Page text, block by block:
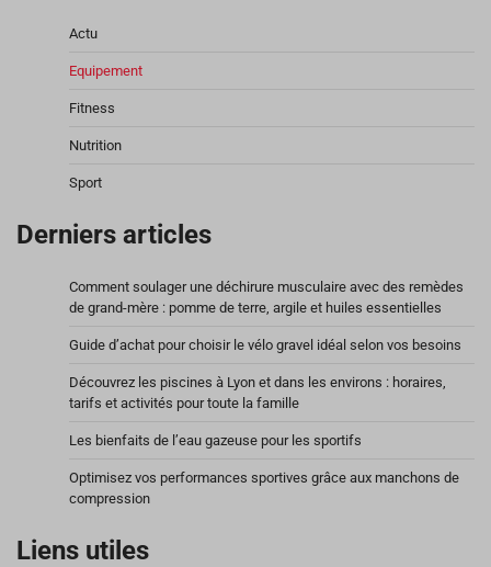
Actu
Equipement
Fitness
Nutrition
Sport
Derniers articles
Comment soulager une déchirure musculaire avec des remèdes
de grand-mère : pomme de terre, argile et huiles essentielles
Guide d’achat pour choisir le vélo gravel idéal selon vos besoins
Découvrez les piscines à Lyon et dans les environs : horaires,
tarifs et activités pour toute la famille
Les bienfaits de l’eau gazeuse pour les sportifs
Optimisez vos performances sportives grâce aux manchons de
compression
Liens utiles